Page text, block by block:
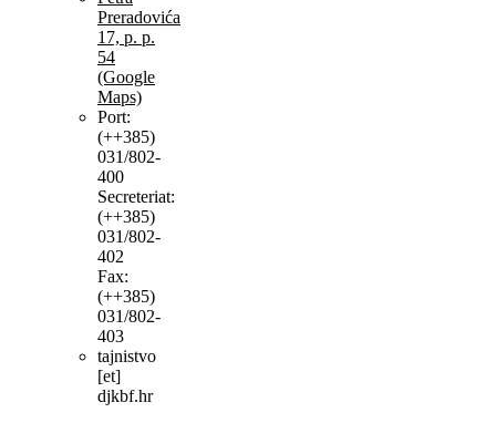
Preradovića
17, p. p.
54
(Google
Maps)
Port:
(++385)
031/802-
400
Secreteriat:
(++385)
031/802-
402
Fax:
(++385)
031/802-
403
tajnistvo
[et]
djkbf.hr